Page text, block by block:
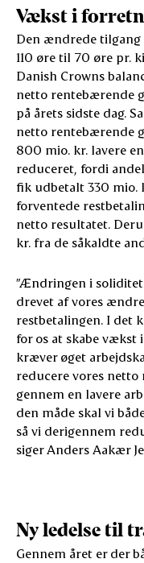
Vækst i
Den ændrede
110 øre til 70 øre pr.
Danish Crowns
netto rentebærende
på årets sidste dag.
netto rentebærende
800 mio. kr. lavere
reduceret, fordi
fik udbetalt 330 mio.
forventede
netto resultatet.
kr. fra de såkaldte
”Ændringen i
drevet af vores
restbetalingen. I det
for os at skabe vækst
kræver øget
reducere vores
gennem en lavere
den måde skal vi
så vi derigennem
siger Anders Aakær
Ny ledelse til
Gennem året er der